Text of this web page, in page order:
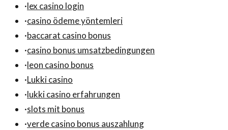
·lex casino login
·casino ödeme yöntemleri
·baccarat casino bonus
·casino bonus umsatzbedingungen
·leon casino bonus
·Lukki casino
·lukki casino erfahrungen
·slots mit bonus
·verde casino bonus auszahlung